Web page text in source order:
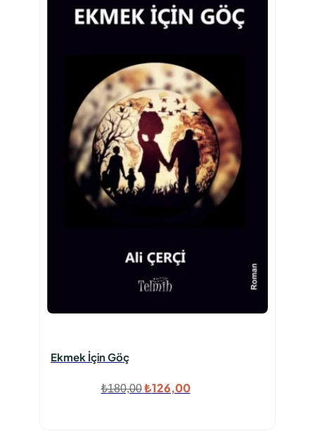
Ekmek İçin Göç
₺180,00 Orijinal
₺126,00Şu